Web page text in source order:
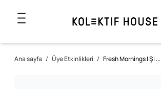
Ana sayfa / Üye Etkinlikleri / Fresh Mornings | Şi ...